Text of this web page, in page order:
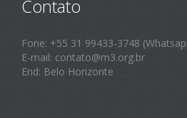
Contato
Fone: +55 31 99433-3748
E-mail: contato@m3.org.br
End: Belo Horizonte